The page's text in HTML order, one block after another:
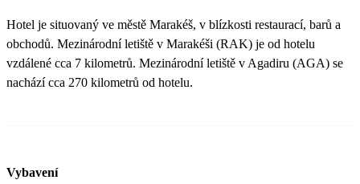
Hotel je situovaný ve městě Marakéš, v blízkosti restaurací, barů a
obchodů. Mezinárodní letiště v Marakéši (RAK) je od hotelu
vzdálené cca 7 kilometrů. Mezinárodní letiště v Agadiru (AGA) se
nachází cca 270 kilometrů od hotelu.
Vybavení